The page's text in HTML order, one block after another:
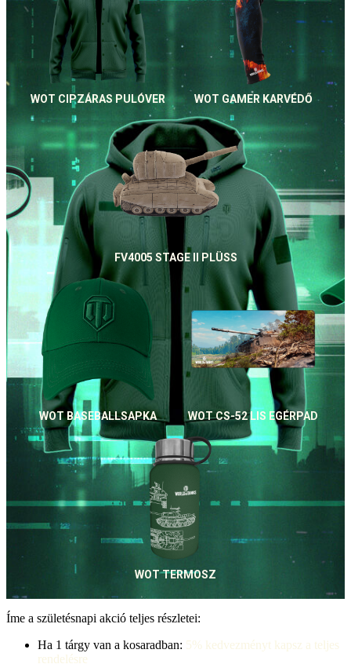
WOT CIPZÁRAS PULÓVER WOT GAMER KARVÉDŐ
FV4005 STAGE II PLÜSS
WOT BASEBALLSAPKA WOT CS-52 LIS EGÉRPAD
WOT TERMOSZ
Íme a születésnapi akció teljes részletei:
Ha 1 tárgy van a kosaradban: 5% kedvezményt kapsz a teljes
rendelésre